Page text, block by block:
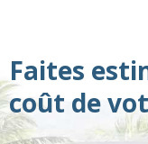
Faites
coût de